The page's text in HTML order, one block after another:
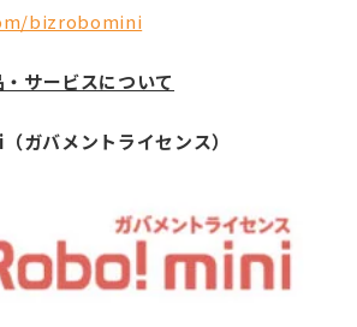
bizrobomini
サービスについて
（ガバメントライセンス）